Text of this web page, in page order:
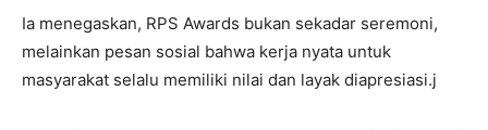
Ia menegaskan, RPS Awards bukan sekadar seremoni,
melainkan pesan sosial bahwa kerja nyata untuk
masyarakat selalu memiliki nilai dan layak diapresiasi.j